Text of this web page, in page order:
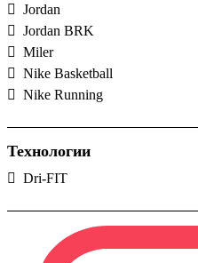
Jordan
Jordan BRK
Miler
Nike Basketball
Nike Running
Технологии
Dri-FIT